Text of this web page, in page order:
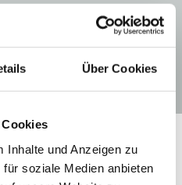
Über Cookies
Inhalte und Anzeigen zu
soziale Medien anbieten
mit Profilsohle, wetterfeste
leichter Rucksack
gute Kondition
Trittsicherheit erforderlich
2.45 Stunden
Anfrage.
Spa